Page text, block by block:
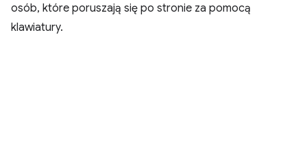
osób, które poruszają się po stronie za pomocą
klawiatury.